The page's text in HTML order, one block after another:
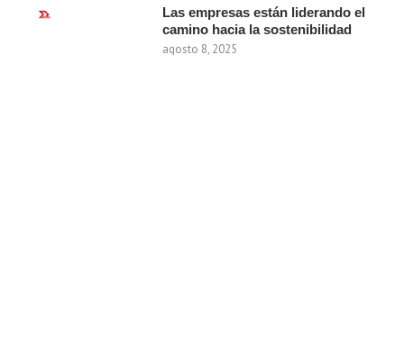
Las empresas están liderando el
camino hacia la sostenibilidad
agosto 8, 2025